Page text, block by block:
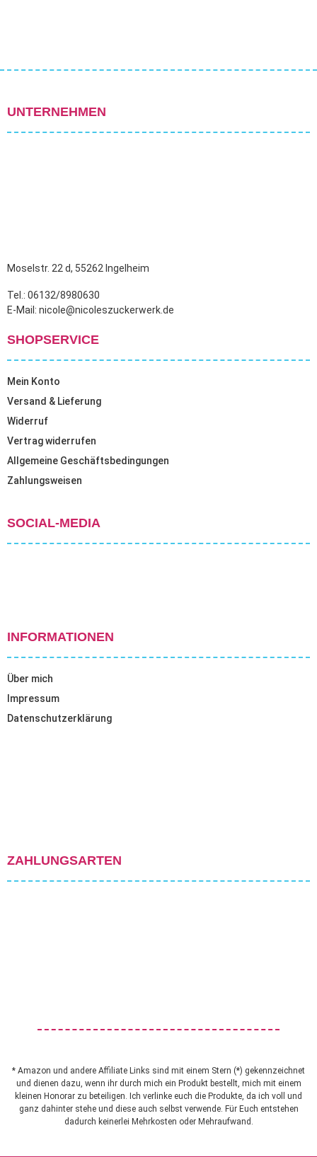
UNTERNEHMEN
Moselstr. 22 d, 55262 Ingelheim
Tel.: 06132/8980630
E-Mail: nicole@nicoleszuckerwerk.de
SHOPSERVICE
Mein Konto
Versand & Lieferung
Widerruf
Vertrag widerrufen
Allgemeine Geschäftsbedingungen
Zahlungsweisen
SOCIAL-MEDIA
INFORMATIONEN
Über mich
Impressum
Datenschutzerklärung
ZAHLUNGSARTEN
* Amazon und andere Affiliate Links sind mit einem Stern (*) gekennzeichnet
und dienen dazu, wenn ihr durch mich ein Produkt bestellt, mich mit einem
kleinen Honorar zu beteiligen. Ich verlinke euch die Produkte, da ich voll und
ganz dahinter stehe und diese auch selbst verwende. Für Euch entstehen
dadurch keinerlei Mehrkosten oder Mehraufwand.